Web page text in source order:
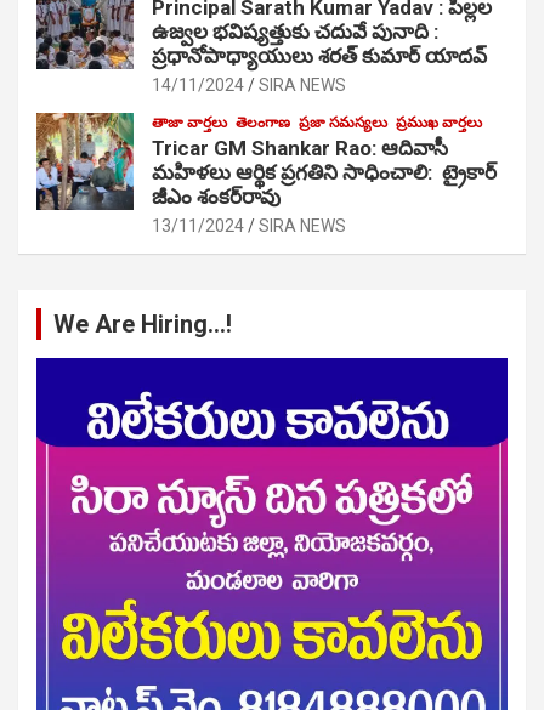
Principal Sarath Kumar Yadav : పిల్లల
ఉజ్వల భవిష్యత్తుకు చదువే పునాది :
ప్రధానోపాధ్యాయులు శరత్ కుమార్ యాదవ్
14/11/2024 SIRA NEWS
తాజా వార్తలు తెలంగాణ ప్రజా సమస్యలు ప్రముఖ వార్తలు
Tricar GM Shankar Rao: ఆదివాసీ
మహిళలు ఆర్థిక ప్రగతిని సాధించాలి: ట్రైకార్
జీఎం శంకర్‌రావు
13/11/2024 SIRA NEWS
We Are Hiring…!